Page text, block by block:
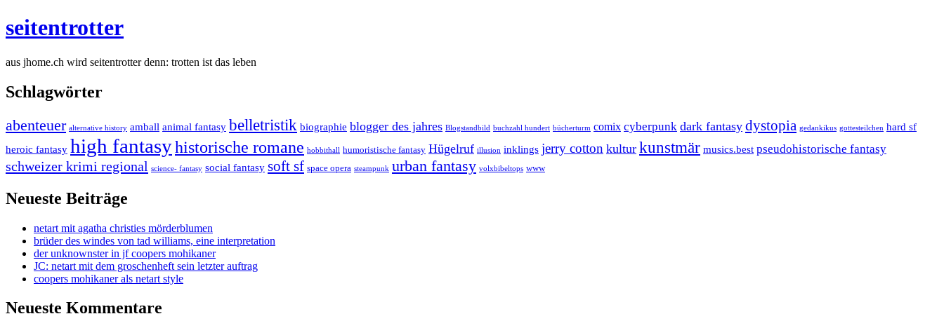
seitentrotter
aus jhome.ch wird seitentrotter denn: trotten ist das leben
Schlagwörter
abenteuer alternative history amball animal fantasy belletristik biographie blogger des jahres Blogstandbild buchzahl hundert bücherturm comix cyberpunk dark fantasy dystopia gedankikus gottesteilchen hard sf
heroic fantasy high fantasyhistorische romane hobbithall humoristische fantasy Hügelruf illusion inklings jerry cotton kultur kunstmär musics.best pseudohistorische fantasy
schweizer krimi regional science- fantasy social fantasy soft sf space opera steampunk urban fantasy volxbibeltops www
Neueste Beiträge
netart mit agatha christies mörderblumen
brüder des windes von tad williams, eine interpretation
der unknownster in jf coopers mohikaner
JC: netart mit dem groschenheft sein letzter auftrag
coopers mohikaner als netart style
Neueste Kommentare